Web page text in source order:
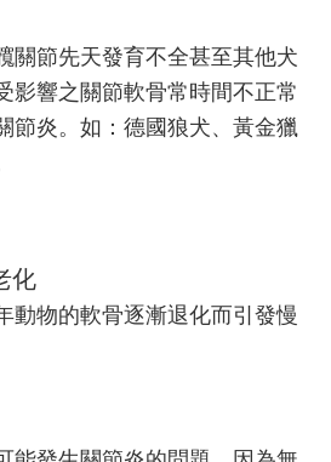
關節先天發育不全甚至其他犬
影響之關節軟骨常時間不正常
節炎。如：德國狼犬、黃金獵
化
動物的軟骨逐漸退化而引發慢